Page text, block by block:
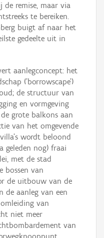
remise, maar via
te bereiken.
buigt af naar het
gedeelte uit in
aanlegconcept: het
('borrowscape')
de structuur van
en vormgeving
grote balkons aan
van het omgevende
wordt beloond
geleden nog) fraai
met de stad
bossen van
de uitbouw van de
de aanleg van een
van
niet meer
van